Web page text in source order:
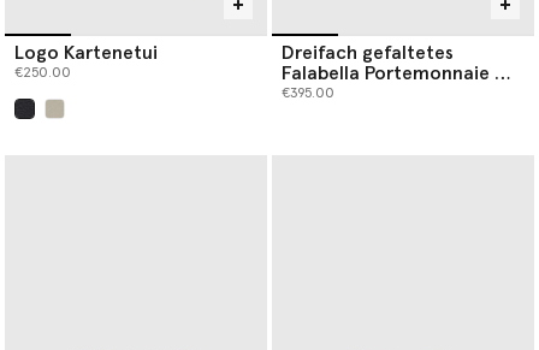
Logo Kartenetui
€250.00
Dreifach gefaltetes
Falabella Portemonnaie mit
Kette
€395.00